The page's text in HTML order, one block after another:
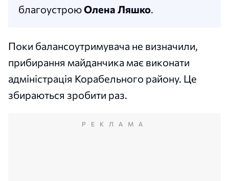
благоустроюОлена Ляшко.
Поки балансоутримувача не визначили,
прибирання майданчика має виконати
адміністрація Корабельного району. Це
збираються зробити раз.
РЕКЛАМА